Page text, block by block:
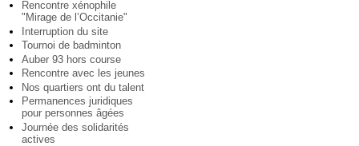
Rencontre xénophile
"Mirage de l’Occitanie"
Interruption du site
Tournoi de badminton
Auber 93 hors course
Rencontre avec les jeunes
Nos quartiers ont du talent
Permanences juridiques
pour personnes âgées
Journée des solidarités
actives